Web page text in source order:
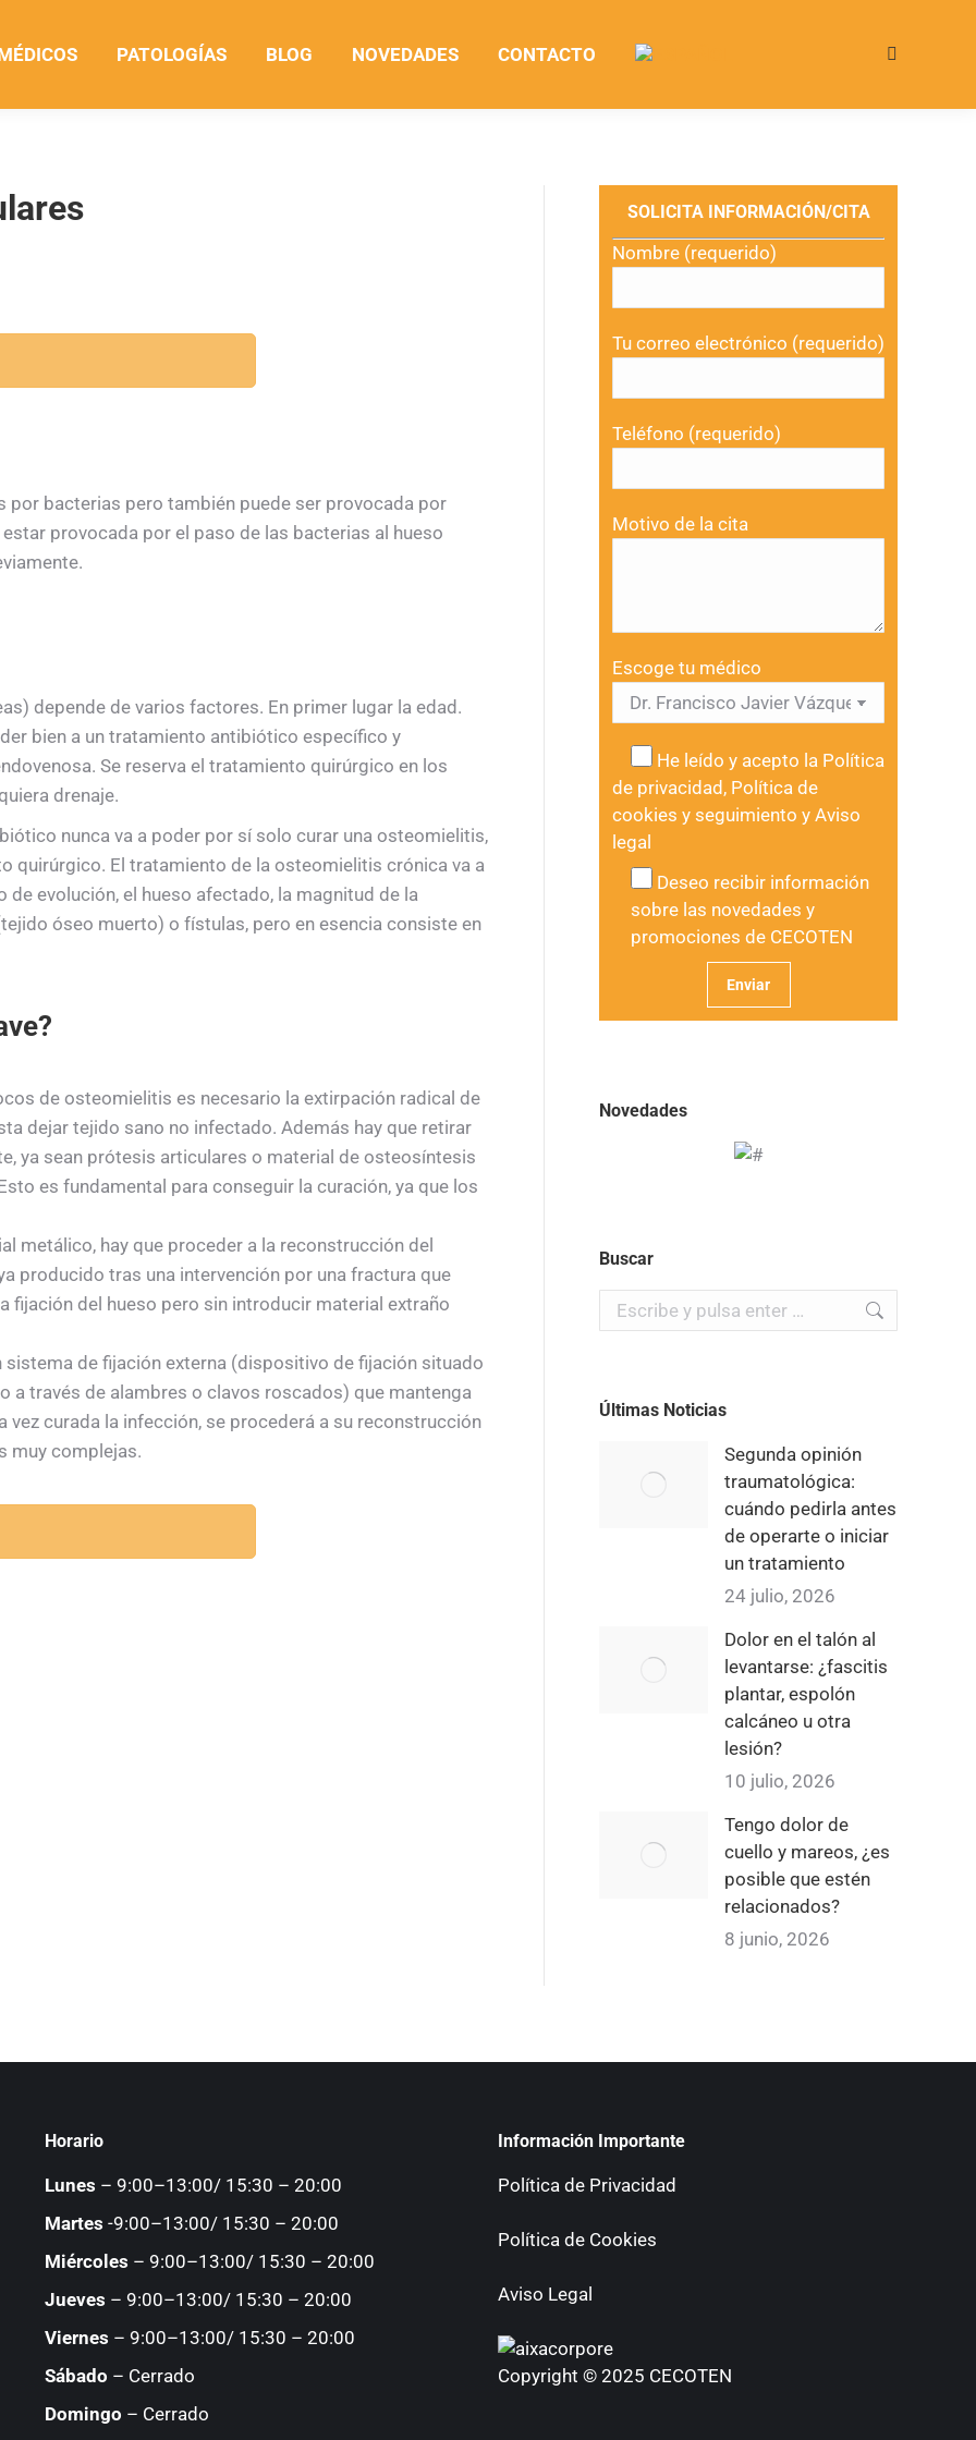
PATOLOGÍAS BLOG NOVEDADES CONTACTO Buscar:
bacterias pero también puede ser provocada por
provocada por el paso de las bacterias al hueso
depende de varios factores. En primer lugar la edad.
bien a un tratamiento antibiótico específico y
Se reserva el tratamiento quirúrgico en los
drenaje.
nunca va a poder por sí solo curar una osteomielitis,
quirúrgico. El tratamiento de la osteomielitis crónica va a
evolución, el hueso afectado, la magnitud de la
óseo muerto) o fístulas, pero en esencia consiste en
de osteomielitis es necesario la extirpación radical de
dejar tejido sano no infectado. Además hay que retirar
ya sean prótesis articulares o material de osteosíntesis
es fundamental para conseguir la curación, ya que los
metálico, hay que proceder a la reconstrucción del
producido tras una intervención por una fractura que
fijación del hueso pero sin introducir material extraño
de fijación externa (dispositivo de fijación situado
a través de alambres o clavos roscados) que mantenga
curada la infección, se procederá a su reconstrucción
muy complejas.
SOLICITA INFORMACIÓN/CITA
Nombre (requerido)
Tu correo electrónico (requerido)
Teléfono (requerido)
Motivo de la cita
Escoge tu médico
He leído y acepto la Política
de privacidad , Política de
cookies y seguimiento y Aviso
legal
Deseo recibir información
sobre las novedades y
promociones de CECOTEN
Novedades
Buscar
Buscar:
Últimas Noticias
Segunda opinión
traumatológica:
cuándo pedirla antes
de operarte o iniciar
un tratamiento
24 julio, 2026
Dolor en el talón al
levantarse: ¿fascitis
plantar, espolón
calcáneo u otra
lesión?
10 julio, 2026
Tengo dolor de
cuello y mareos, ¿es
posible que estén
relacionados?
8 junio, 2026
Horario
Lunes – 9:00–13:00/ 15:30 – 20:00
Martes -9:00–13:00/ 15:30 – 20:00
Miércoles – 9:00–13:00/ 15:30 – 20:00
Jueves – 9:00–13:00/ 15:30 – 20:00
Viernes – 9:00–13:00/ 15:30 – 20:00
Sábado – Cerrado
Domingo – Cerrado
Información Importante
Política de Privacidad
Política de Cookies
Aviso Legal
Copyright © 2025 CECOTEN